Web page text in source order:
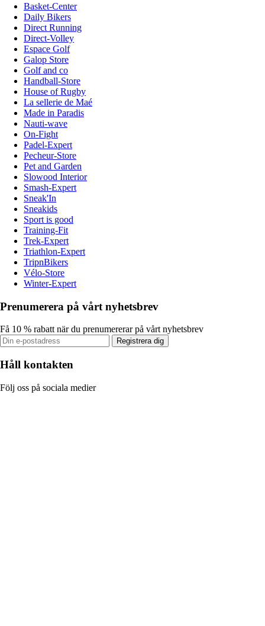
Basket-Center
Daily Bikers
Direct Running
Direct-Volley
Espace Golf
Galop Store
Golf and co
Handball-Store
House of Rugby
La sellerie de Maé
Made in Paradis
Nauti-wave
On-Fight
Padel-Expert
Pecheur-Store
Pet and Garden
Slowood Interior
Smash-Expert
Sneak'In
Sneakids
Sport is good
Training-Fit
Trek-Expert
Triathlon-Expert
TripnBikers
Vélo-Store
Winter-Expert
Prenumerera på vårt nyhetsbrev
Få 10 % rabatt när du prenumererar på vårt nyhetsbrev
Registrera dig
Håll kontakten
Följ oss på sociala medier